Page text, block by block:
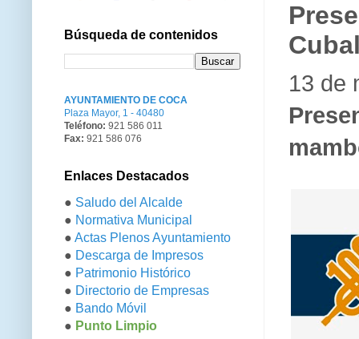
13 de
Búsqueda de contenidos
AYUNTAMIENTO DE COCA
Plaza Mayor, 1 - 40480
Teléfono: 921 586 011
Fax: 921 586 076
Enlaces Destacados
● Saludo del Alcalde
● Normativa Municipal
● Actas Plenos Ayuntamiento
● Descarga de Impresos
● Patrimonio Histórico
● Directorio de Empresas
● Bando Móvil
● Punto Limpio